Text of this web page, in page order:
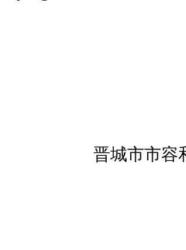
晋城市市容